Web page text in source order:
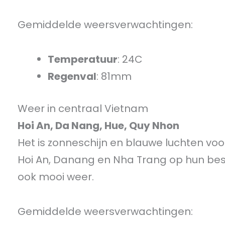
Gemiddelde weersverwachtingen:
Temperatuur: 24C
Regenval: 81mm
Weer in centraal Vietnam
Hoi An, Da Nang, Hue, Quy Nhon
Het is zonneschijn en blauwe luchten
Hoi An, Danang en Nha Trang op hun
ook mooi weer.
Gemiddelde weersverwachtingen: